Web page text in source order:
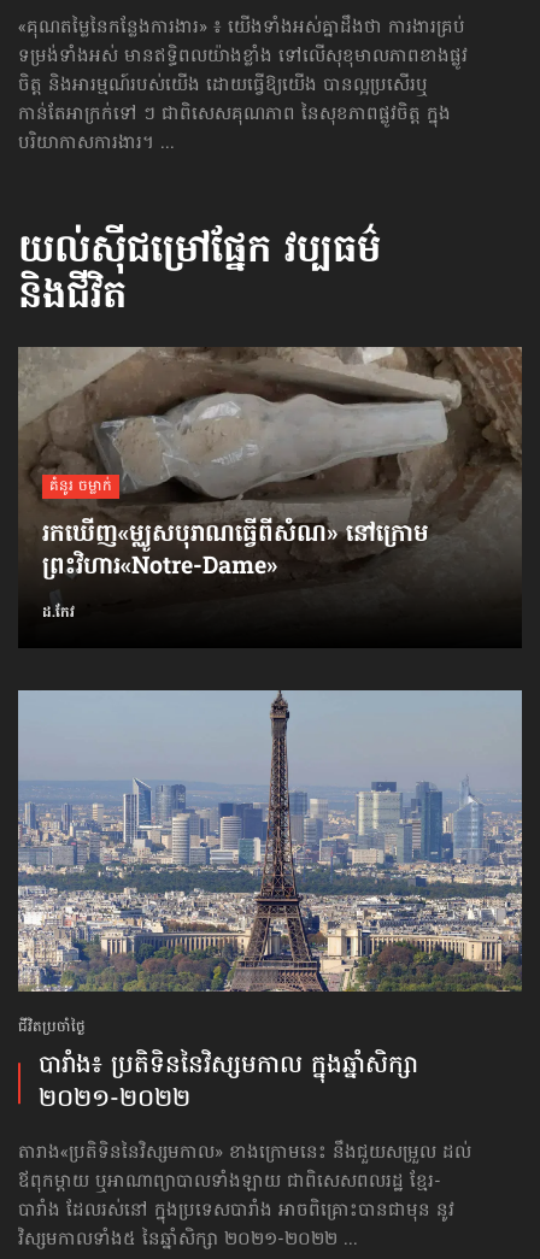
«គុណតម្លៃ​នៃ​កន្លែង​ការងារ» ៖ យើងទាំងអស់គ្នាដឹងថា ការងារគ្រប់
ទម្រង់ទាំងអស់ មានឥទ្ធិពលយ៉ាងខ្លាំង ទៅលើសុខុមាលភាពខាងផ្លូវ
ចិត្ត និងអារម្មណ៍របស់យើង ដោយធ្វើឱ្យយើង បានល្អប្រសើរឬ
កាន់តែអាក្រក់ទៅ ៗ ជាពិសេសគុណភាព នៃសុខភាពផ្លូវចិត្ត ក្នុង
បរិយាកាសការងារ។ ...
យល់ស៊ីជម្រៅផ្នែក វប្បធម៌
និងជីវិត
គំនូរ ចម្លាក់
រកឃើញ​«ម្ឈូសបុរាណ​ធ្វើពី​សំណ» នៅក្រោម
ព្រះវិហារ​«Notre-Dame»
ដ.កែវ
ជីវិតប្រចាំថ្ងៃ
បារាំង៖ ប្រតិទិន​​នៃវិស្សមកាល ក្នុងឆ្នាំសិក្សា
២០២១-២០២២
តារាង​«ប្រតិទិន​​នៃវិស្សមកាល» ខាងក្រោមនេះ នឹងជួយសម្រួល ដល់
ឪពុកម្ដាយ ឬអាណាព្យាបាល​ទាំងឡាយ ជាពិសេសពលរដ្ឋ ខ្មែរ-
បារាំង ដែលរស់នៅ ក្នុងប្រទេសបារាំង អាចពិគ្រោះបាន​ជាមុន នូវ
វិស្សមកាល​ទាំង៥ នៃឆ្នាំសិក្សា ២០២១-២០២២ ...